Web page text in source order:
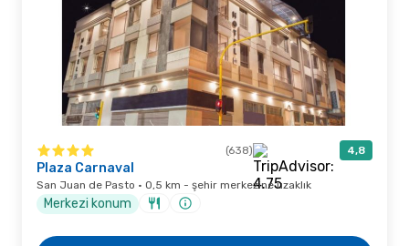
(638) 4,8
Plaza Carnaval
San Juan de Pasto · 0,5 km - şehir merkezine uzaklık
Merkezi konum